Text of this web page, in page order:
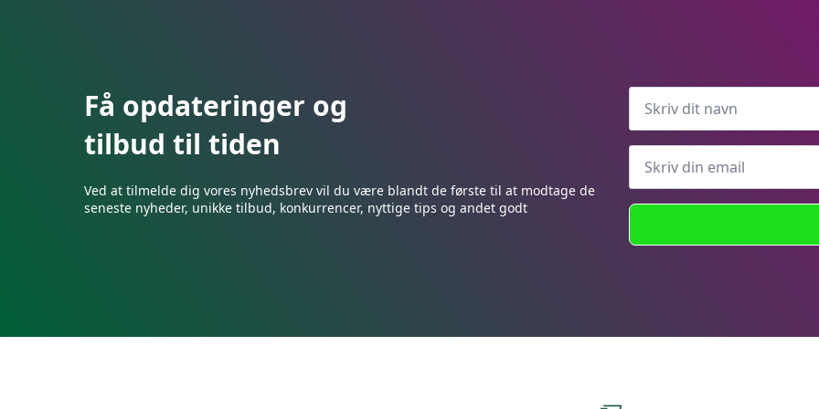
på
varesiden
på
varesiden
varesiden
Få opdateringer og
tilbud til tiden
Ved at tilmelde dig vores nyhedsbrev vil du være blandt de første til at modtage de
seneste nyheder, unikke tilbud, konkurrencer, nyttige tips og andet godt